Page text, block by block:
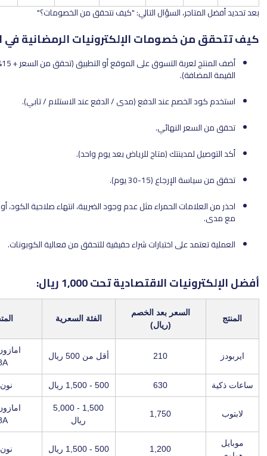
السؤال التالي: "كيف نتحقق من الخصومات؟"
خصومات الإلكترونيات الرمضانية في السعودية؟
أضف المنتج لعربة التسوق على الموقع أو التطبيق (تحقق من السعر + 15% ضريبة
الخصم عند الدفع (مدى / الدفع عند الاستلام / تابي).
النهائي.
لمدينتك (متاح للرياض بعد يوم واحد).
الإرجاع (15-30 يوم).
الحمراء مثل عدم وجود الضريبة، انتهاء صلاحية الكود، أو عدم التوافق
على اختبارات شراء حقيقية للتحقق من فعالية الكوبونات.
الاقتصادية تحت 1,000 ريال:
السعر بعد الخصم
(ريال)
الفئة السعرية المتجر / الكود
210 أقل من 500 ريال
X7J2M8A
630 500 - 1,500 ريال نون / LUV22
1,750
امازون السعودية /
1,200 500 - 1,500 ريال نون / LUV22